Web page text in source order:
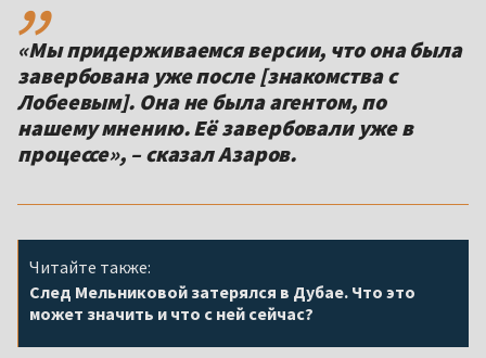
«Мы придерживаемся версии, что она была
завербована уже после [знакомства с
Лобеевым]. Она не была агентом, по
нашему мнению. Её завербовали уже в
процессе», – сказал Азаров.
Читайте также:
След Мельниковой затерялся в Дубае. Что это
может значить и что с ней сейчас?